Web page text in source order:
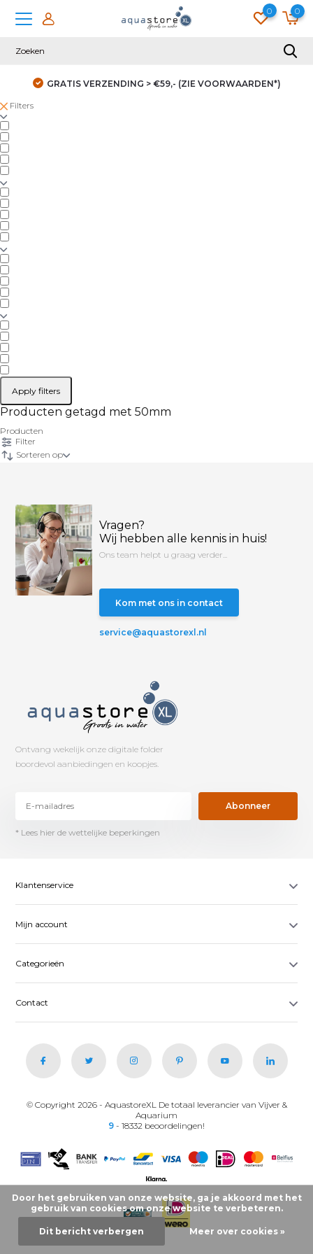
0 0
GRATIS VERZENDING > €59,- (ZIE VOORWAARDEN*)
Filters
Apply filters
Producten getagd met 50mm
Producten
Filter
Sorteren op
Vragen?
Wij hebben alle kennis in huis!
Ons team helpt u graag verder...
Kom met ons in contact
service@aquastorexl.nl
Ontvang wekelijk onze digitale folder
boordevol aanbiedingen en koopjes.
Abonneer
* Lees hier de wettelijke beperkingen
Klantenservice
Mijn account
Categorieën
Contact
© Copyright 2026 - AquastoreXL De totaal leverancier van Vijver &
Aquarium
9 - 18332 beoordelingen!
Door het gebruiken van onze website, ga je akkoord met het
gebruik van cookies om onze website te verbeteren.
Dit bericht verbergen Meer over cookies »